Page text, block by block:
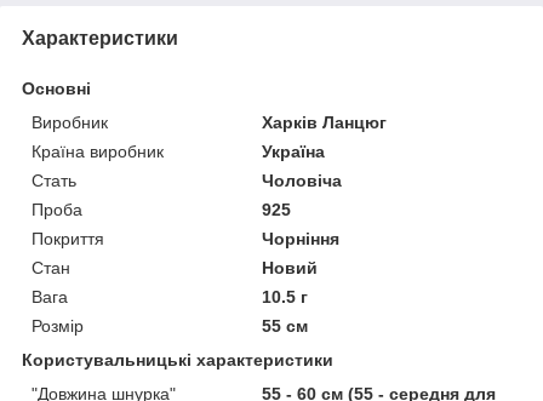
Характеристики
Основні
Виробник
Харків Ланцюг
Країна виробник
Україна
Стать
Чоловіча
Проба
925
Покриття
Чорніння
Стан
Новий
Вага
10.5 г
Розмір
55 см
Користувальницькі характеристики
"Довжина шнурка"
55 - 60 см (55 - середня для